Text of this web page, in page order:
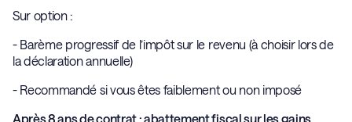
Sur option :
- Barème progressif de l’impôt sur le revenu (à choisir lors de
la déclaration annuelle)
- Recommandé si vous êtes faiblement ou non imposé
Après 8 ans de contrat : abattement fiscal sur les gains